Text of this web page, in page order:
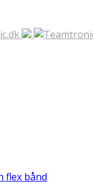
flex bånd